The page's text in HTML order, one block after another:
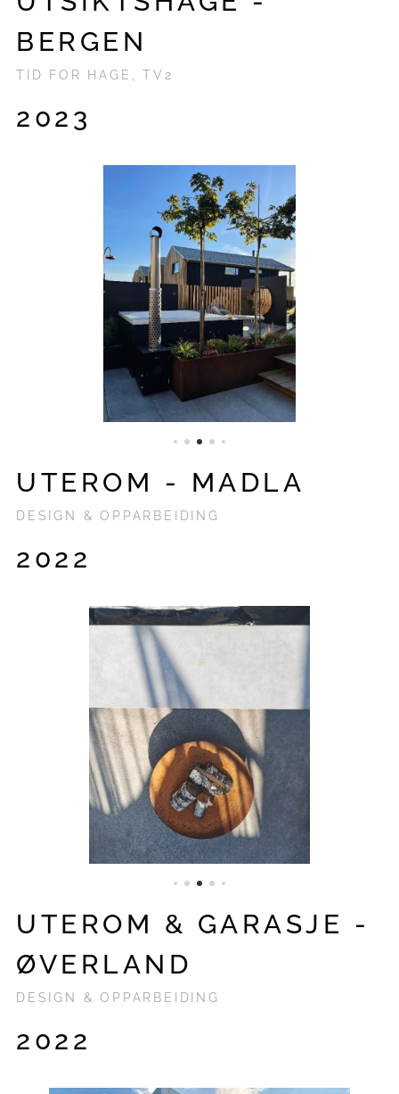
BERGEN
TID FOR HAGE, TV2
2023
UTEROM - MADLA
DESIGN & OPPARBEIDING
2022
UTEROM & GARASJE -
ØVERLAND
DESIGN & OPPARBEIDING
2022